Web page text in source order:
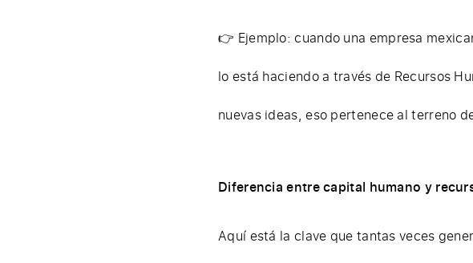
👉 Ejemplo: cuando una empresa
lo está haciendo a través de Recursos
nuevas ideas, eso pertenece al terreno
Diferencia entre capital humano y
Aquí está la clave que tantas veces